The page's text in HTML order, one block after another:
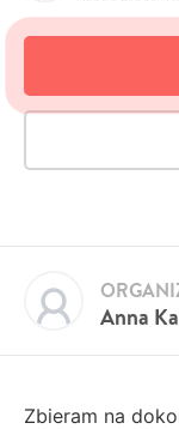
Anna
Zbieram na